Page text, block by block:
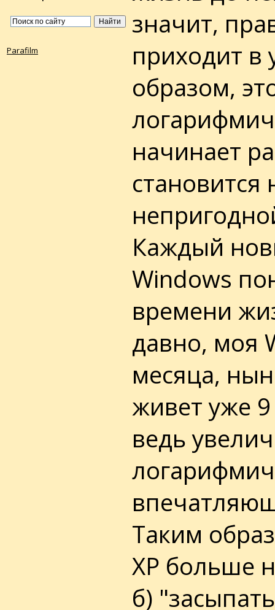
Parafilm
значит,
приходит в
образом,
начинает
Каждый
Windows
времени
давно, моя
месяца,
живет уже
ведь
Таким
XP больше
б)